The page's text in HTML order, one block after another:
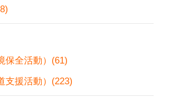
保全活動）(61)
支援活動）(223)